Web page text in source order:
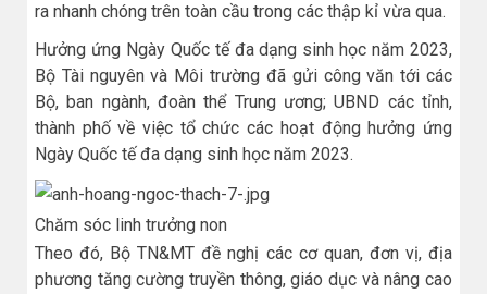
ra nhanh chóng trên toàn cầu trong các thập kỉ vừa qua.
Hưởng ứng Ngày Quốc tế đa dạng sinh học năm 2023,
Bộ Tài nguyên và Môi trường đã gửi công văn tới các
Bộ, ban ngành, đoàn thể Trung ương; UBND các tỉnh,
thành phố về việc tổ chức các hoạt động hưởng ứng
Ngày Quốc tế đa dạng sinh học năm 2023.
Chăm sóc linh trưởng non
Theo đó, Bộ TN&MT đề nghị các cơ quan, đơn vị, địa
phương tăng cường truyền thông, giáo dục và nâng cao